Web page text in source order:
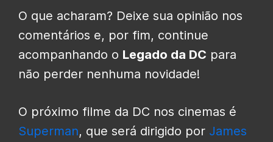
O que acharam? Deixe sua opinião nos
comentários e, por fim, continue
acompanhando o Legado da DC para
não perder nenhuma novidade!
O próximo filme da DC nos cinemas é
Superman, que será dirigido por James